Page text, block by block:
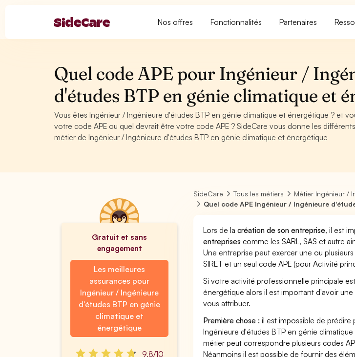
Nos offres Fonctionnalités Partenaires
Quel code APE pour Ingénieur /
d'études BTP en génie climatique et
Vous êtes Ingénieur / Ingénieure d'études BTP en génie climatique et énergétique ? et
votre code APE ou quel devrait être votre code APE ? SideCare vous donne les
métier de Ingénieur / Ingénieure d'études BTP en génie climatique et énergétique
Gratuit et sans
engagement
Les meilleures
assurances pour
Ingénieur / Ingénieure
d'études BTP en génie
climatique et
énergétique
9,8/10
SideCare Tous les métiers
Métier Ingénieur /
Quel code APE Ingénieur / Ingénieure
Lors de lacréation de son entreprise, il est
entreprises comme les SARL, SAS et autre
Une entreprise peut exercer une ou
SIRET et un seul code APE (pour Activité
Si votre activité professionnelle principale
énergétique alors il est important d'avoir une
vous attribuer.
Première chose : il est impossible de
Ingénieure d'études BTP en génie
métier peut correspondre plusieurs codes
Néanmoins il est possible de fournir des